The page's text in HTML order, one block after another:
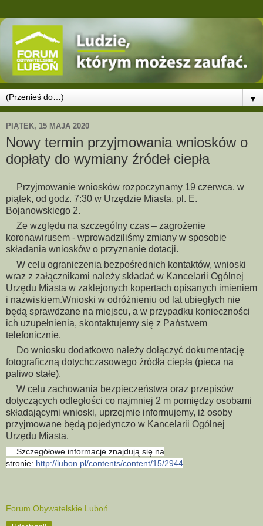
▼
PIĄTEK, 15 MAJA 2020
Nowy termin przyjmowania wniosków o
dopłaty do wymiany źródeł ciepła
Przyjmowanie wniosków rozpoczynamy 19 czerwca, w
piątek, od godz. 7:30 w Urzędzie Miasta, pl. E.
Bojanowskiego 2.
Ze względu na szczególny czas – zagrożenie
koronawirusem - wprowadziliśmy zmiany w sposobie
składania wniosków o przyznanie dotacji.
W celu ograniczenia bezpośrednich kontaktów, wnioski
wraz z załącznikami należy składać w Kancelarii Ogólnej
Urzędu Miasta w zaklejonych kopertach opisanych imieniem
i nazwiskiem.Wnioski w odróżnieniu od lat ubiegłych nie
będą sprawdzane na miejscu, a w przypadku konieczności
ich uzupełnienia, skontaktujemy się z Państwem
telefonicznie.
Do wniosku dodatkowo należy dołączyć dokumentację
fotograficzną dotychczasowego źródła ciepła (pieca na
paliwo stałe).
W celu zachowania bezpieczeństwa oraz przepisów
dotyczących odległości co najmniej 2 m pomiędzy osobami
składającymi wnioski, uprzejmie informujemy, iż osoby
przyjmowane będą pojedynczo w Kancelarii Ogólnej
Urzędu Miasta.
Szczegółowe informacje znajdują się na
stronie: http://lubon.pl/contents/content/15/2944
Forum Obywatelskie Luboń